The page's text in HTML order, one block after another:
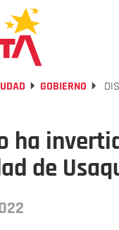
GOBIERNO
ha
de